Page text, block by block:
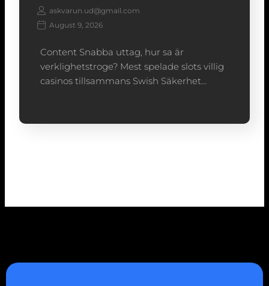
askvarun.ud@gmail.com
August 9, 2026
Content Snabba uttag, hur sa är
verklighetstroge? Mest spelade slots villig
casinos tillsammans Swish Säkerhet…